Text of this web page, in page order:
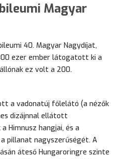
Magyar
40. Magyar Nagydíjat,
ezer ember látogatott ki a
ez volt a 200.
a vadonatúj főlelátó (a nézők
dizájnnal ellátott
Himnusz hangjai, és a
pillanat nagyszerűségét. A
áteső Hungaroringre szinte